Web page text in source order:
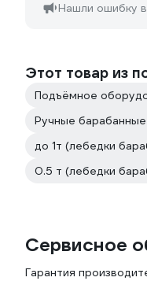
Нашли ошибку в
Этот товар из
Подъёмное
Ручные
до 1т (лебедки
0.5 т (лебедки
Сервисное
Гарантия